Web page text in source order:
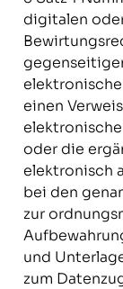
digitalen
einen
oder die
elektronisch
bei den
zur
und
zum